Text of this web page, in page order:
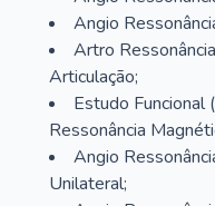
Angio
Artro
Articulação;
Estudo Funcional
Ressonância
Angio
Unilateral;